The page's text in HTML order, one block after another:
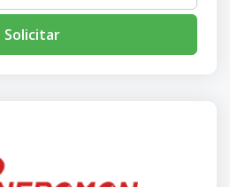
Solicitar